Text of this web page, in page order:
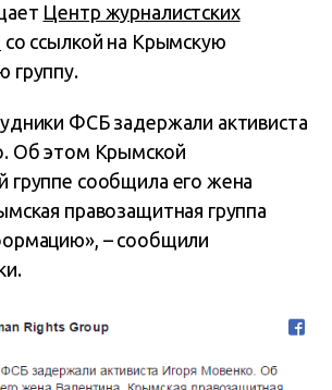
Центр журналистских
со ссылкой на Крымскую
группу.
ФСБ задержали активиста
Об этом Крымской
группе сообщила его жена
правозащитная группа
– сообщили